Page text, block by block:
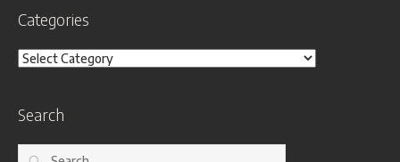
Categories
Categories
Search
Search